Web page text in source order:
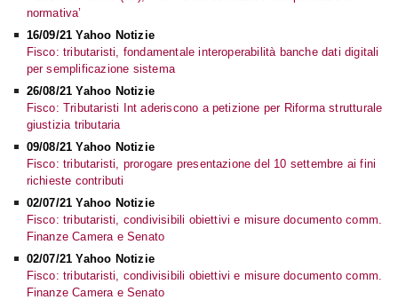
normativa’
16/09/21 Yahoo Notizie
Fisco: tributaristi, fondamentale interoperabilità banche dati digitali
per semplificazione sistema
26/08/21 Yahoo Notizie
Fisco: Tributaristi Int aderiscono a petizione per Riforma strutturale
giustizia tributaria
09/08/21 Yahoo Notizie
Fisco: tributaristi, prorogare presentazione del 10 settembre ai fini
richieste contributi
02/07/21 Yahoo Notizie
Fisco: tributaristi, condivisibili obiettivi e misure documento comm.
Finanze Camera e Senato
02/07/21 Yahoo Notizie
Fisco: tributaristi, condivisibili obiettivi e misure documento comm.
Finanze Camera e Senato